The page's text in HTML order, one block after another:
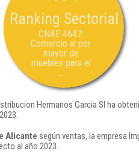
Ranking Sectorial
CNAE 4647:
Comercio al por
mayor de
muebles para el
...
Hermanos Garcia Sl ha
Alicante según ventas, la empresa
al año 2023.